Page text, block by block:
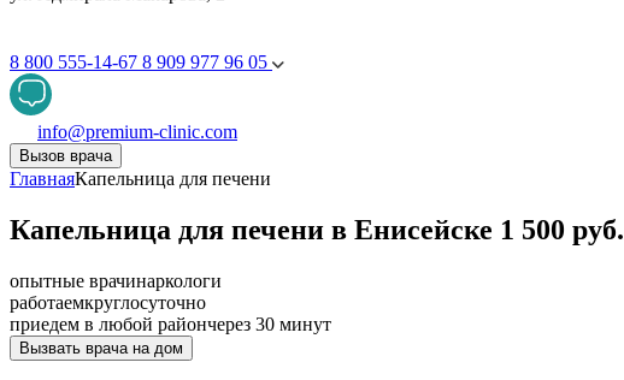
8 800 555-14-67 8 909 977 96 05
info@premium-clinic.com
Вызов врача
ГлавнаяКапельница для печени
Капельница для печени в Енисейске 1 500 руб.
опытные врачинаркологи
работаемкруглосуточно
приедем в любой райончерез 30 минут
Вызвать врача на дом